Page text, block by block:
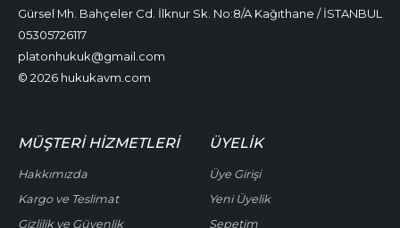
Gürsel Mh. Bahçeler Cd. İlknur Sk. No:8/A Kağıthane / İSTANBUL
05305726117
platonhukuk@gmail.com
© 2026 hukukavm.com
MÜŞTERI HIZMETLERI
Hakkımızda
Kargo ve Teslimat
Gizlilik ve Güvenlik
ÜYELIK
Üye Girişi
Yeni Üyelik
Sepetim